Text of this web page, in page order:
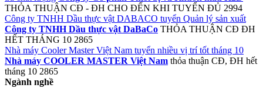
THỎA THUẬN CĐ - ĐH CHO ĐẾN KHI TUYỂN ĐỦ 2994
Công ty TNHH Dầu thực vật DABACO tuyển Quản lý sản xuất
Công ty TNHH Dầu thực vật DaBaCo THỎA THUẬN CĐ ĐH
HẾT THÁNG 10 2865
Nhà máy Cooler Master Việt Nam tuyển nhiều vị trí tốt tháng 10
Nhà máy COOLER MASTER Việt Nam thỏa thuận CĐ, ĐH hết
tháng 10 2865
Ngành nghề